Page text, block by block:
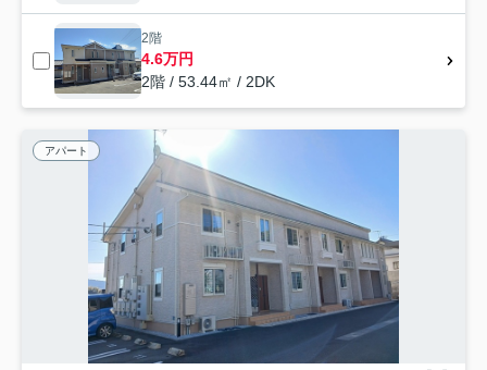
2階
4.6万円
2階 / 53.44㎡ / 2DK
アパート